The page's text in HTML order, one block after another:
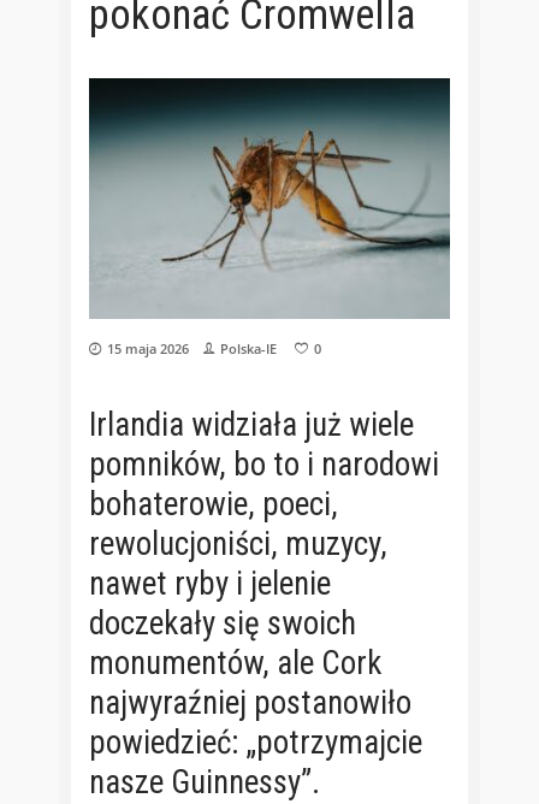
pokonać Cromwella
15 maja 2026 Polska-IE 0
Irlandia widziała już wiele
pomników, bo to i narodowi
bohaterowie, poeci,
rewolucjoniści, muzycy,
nawet ryby i jelenie
doczekały się swoich
monumentów, ale Cork
najwyraźniej postanowiło
powiedzieć: „potrzymajcie
nasze Guinnessy”.